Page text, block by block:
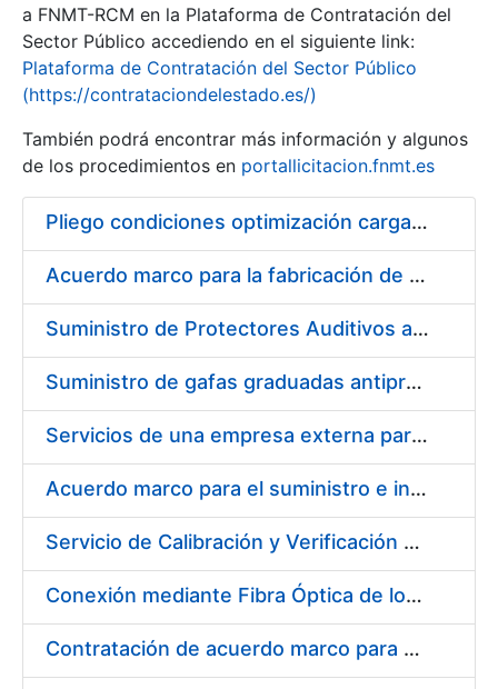
Erakutsi/Ezkutatu
a FNMT-RCM en la Plataforma de Contratación del
Sector Público accediendo en el siguiente link:
Plataforma de Contratación del Sector Público
(https://contrataciondelestado.es/)
También podrá encontrar más información y algunos
de los procedimientos en portallicitacion.fnmt.es
Pliego condiciones optimización cargas compras firmado
Acuerdo marco para la fabricación de piezas
Suministro de Protectores Auditivos a medida para las personas trabajadoras de los Centros de Trabajo de Madrid y Burgos
Suministro de gafas graduadas antiproyecciones para los trabajadores de la FNMT-RCM en los centros de trabajo de Madrid y Burgos
Servicios de una empresa externa para el asesoramiento y resolución de los recursos de alzada que se presentan relacionados con procesos de selección para la FNMT-RCM
Acuerdo marco para el suministro e instalación de persianas, estores y otros complementos
Servicio de Calibración y Verificación Externa de los Equipos de Medición del Servicio de Prevención de la FNMT-RCM
Conexión mediante Fibra Óptica de los Centros de Proceso de Datos (CPDs) de las sedes de la FNMT-RCM de Burgos y Madrid
Contratación de acuerdo marco para el Suministro de Material de Electricidad para la Fábrica Nacional de Moneda y Timbre-Real Casa de la Moneda en su centro de trabajo de Burgos